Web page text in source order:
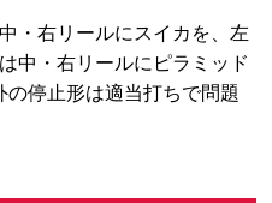
・右リールにスイカを、左
中・右リールにピラミッド
停止形は適当打ちで問題